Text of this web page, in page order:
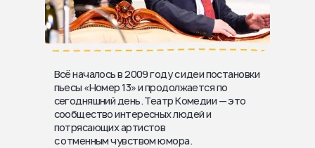
Всё началось в 2009 году с идеи постановки
пьесы «Номер 13» и продолжается по
сегодняшний день. Театр Комедии —это
сообщество интересных людей и
потрясающих артистов
с отменным чувством юмора.